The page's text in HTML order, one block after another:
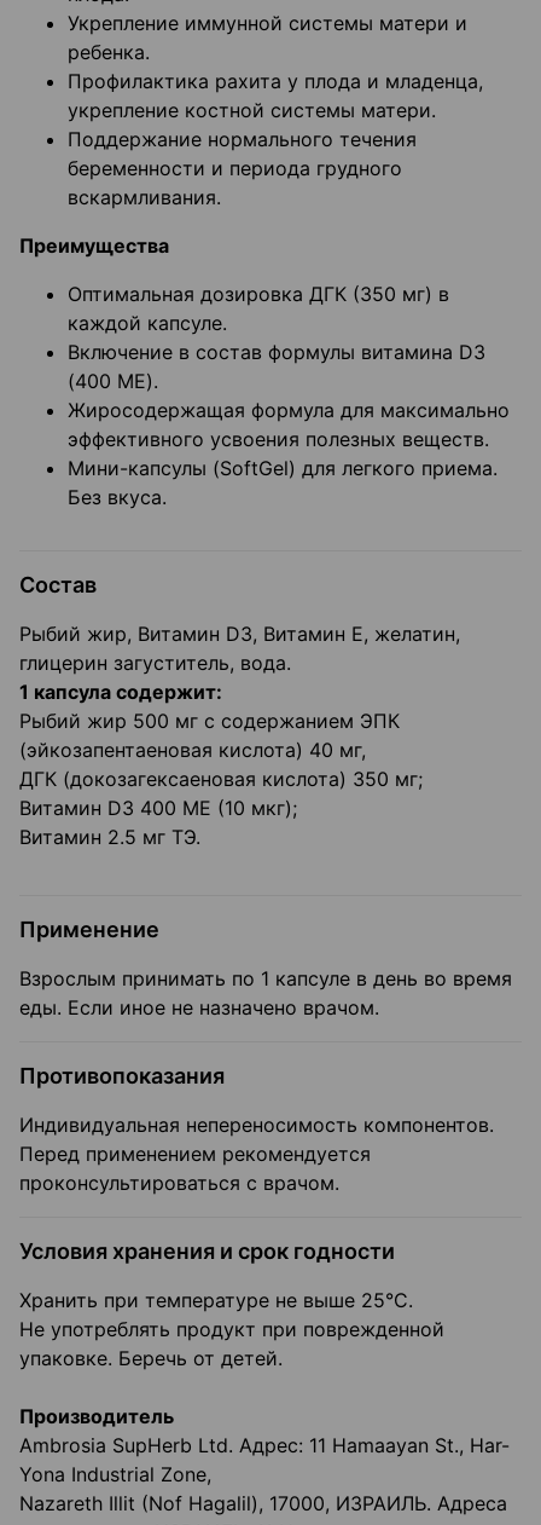
Укрепление иммунной системы матери и
ребенка.
Профилактика рахита у плода и младенца,
укрепление костной системы матери.
Поддержание нормального течения
беременности и периода грудного
вскармливания.
Преимущества
Оптимальная дозировка ДГК (350 мг) в
каждой капсуле.
Включение в состав формулы витамина D3
(400 МЕ).
Жиросодержащая формула для максимально
эффективного усвоения полезных веществ.
Мини-капсулы (SoftGel) для легкого приема.
Без вкуса.
Состав
Рыбий жир, Витамин D3, Витамин Е, желатин,
глицерин загуститель, вода.
1 капсула содержит:
Рыбий жир 500 мг с содержанием ЭПК
(эйкозапентаеновая кислота) 40 мг,
ДГК (докозагексаеновая кислота) 350 мг;
Витамин D3 400 МЕ (10 мкг);
Витамин 2.5 мг ТЭ.
Применение
Взрослым принимать по 1 капсуле в день во время
еды. Если иное не назначено врачом.
Противопоказания
Индивидуальная непереносимость компонентов.
Перед применением рекомендуется
проконсультироваться с врачом.
Условия хранения и срок годности
Хранить при температуре не выше 25°C.
Не употреблять продукт при поврежденной
упаковке. Беречь от детей.
Производитель
Ambrosia SupHerb Ltd. Адрес: 11 Наmaayan St., Har-
Yona Industrial Zone,
Nazareth Illit (Nof Hagalil), 17000, ИЗРАИЛЬ. Адреса